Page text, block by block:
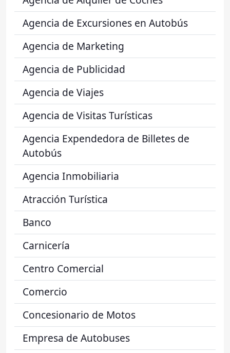
Agencia de Excursiones en Autobús
Agencia de Marketing
Agencia de Publicidad
Agencia de Viajes
Agencia de Visitas Turísticas
Agencia Expendedora de Billetes de
Autobús
Agencia Inmobiliaria
Atracción Turística
Banco
Carnicería
Centro Comercial
Comercio
Concesionario de Motos
Empresa de Autobuses